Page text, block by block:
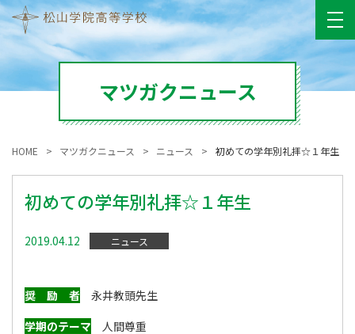
マツガクニュース
HOME マツガクニュース ニュース 初めての学年別礼拝☆１年生
初めての学年別礼拝☆１年生
2019.04.12 ニュース
奨 励 者 永井教頭先生
学期のテーマ 人間尊重